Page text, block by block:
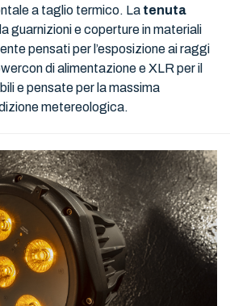
a taglio termico. La tenuta
guarnizioni e coperture in materiali
pensati per l’esposizione ai raggi
di alimentazione e XLR per il
e pensate per la massima
metereologica.